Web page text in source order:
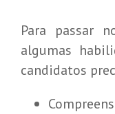
Para passar
algumas
candidatos